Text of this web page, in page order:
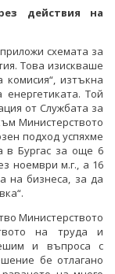
действия на
схемата за
Това изискваше
комисия“, изтъкна
Той
от Службата за
Министерството
подход успяхме
в Бургас за още 6
ноември м.г., а 16
на бизнеса, за да
Министерството
на труда и
и въпроса с
бе отлагано